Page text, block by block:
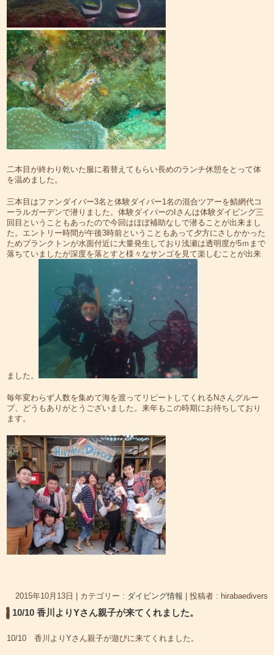
二本目が終わり乾いた服に着替えてもらい長めのランチ休憩をとって体
を温めました。
三本目はファンダイバー3名と体験ダイバー1名の混合ツアーを鯖網代コ
ーラルガーデンで潜りました。体験ダイバーのIさんは体験ダイビング三
回目ということもあったので今回はほぼ補助なしで潜ることが出来まし
た。エントリー時間が午後3時前ということもあって夕方にさしかかった
ためプランクトンが水面付近に大量発生しており浅瀬は透明度が5ｍまで
落ちていましたが深度を落とすと様々なサンゴを見て楽しむことが出来
ました。
毎年変わらず人数を集めて海を渡ってリピートしてくれるNさんグルー
プ、どうもありがとうございました。来年もこの時期にお待ちしており
ます。
2015年10月13日 | カテゴリー : ダイビング情報 | 投稿者 : hirabaedivers
10/10 香川よりYさん親子が来てくれました。
10/10 香川よりYさん親子が遊びに来てくれました。